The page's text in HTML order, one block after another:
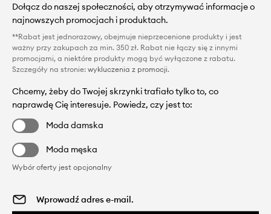
Dołącz do naszej społeczności, aby otrzymywać informacje o
najnowszych promocjach i produktach.
**Rabat jest jednorazowy, obejmuje nieprzecenione produkty i jest
ważny przy zakupach za min. 350 zł. Rabat nie łączy się z innymi
promocjami, a niektóre produkty mogą być wyłączone z rabatu.
Szczegóły na stronie: wykluczenia z promocji.
Chcemy, żeby do Twojej skrzynki trafiało tylko to, co
naprawdę Cię interesuje. Powiedz, czy jest to:
Moda damska
Moda męska
Wybór oferty jest opcjonalny